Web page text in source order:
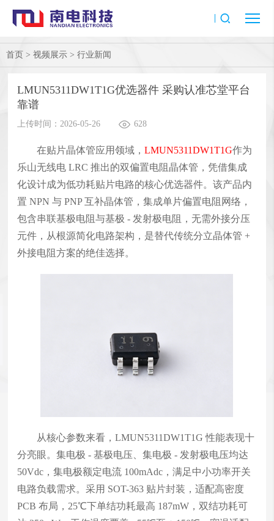
首页 > 视频展示 > 行业新闻
LMUN5311DW1T1G优选器件 采购认准芯堂平台
靠谱
上传时间：2026-05-26 628
在贴片晶体管应用领域，LMUN5311DW1T1G作为
乐山无线电 LRC 推出的双偏置电阻晶体管，凭借集成
化设计成为低功耗贴片电路的核心优选器件。该产品内
置 NPN 与 PNP 互补晶体管，集成单片偏置电阻网络，
包含串联基极电阻与基极 - 发射极电阻，无需外接分压
元件，从根源简化电路架构，是替代传统分立晶体管 +
外接电阻方案的绝佳选择。
从核心参数来看，LMUN5311DW1T1G 性能表现十
分亮眼。集电极 - 基极电压、集电极 - 发射极电压均达
50Vdc，集电极额定电流 100mAdc，满足中小功率开关
电路负载需求。采用 SOT-363 贴片封装，适配高密度
PCB 布局，25℃下单结功耗最高 187mW，双结功耗可